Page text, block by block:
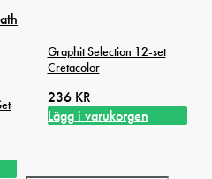
olika
alternativen
väljas
på
Graphit Selection 12-set
Cretacolor
236 KR
Lägg i varukorgen